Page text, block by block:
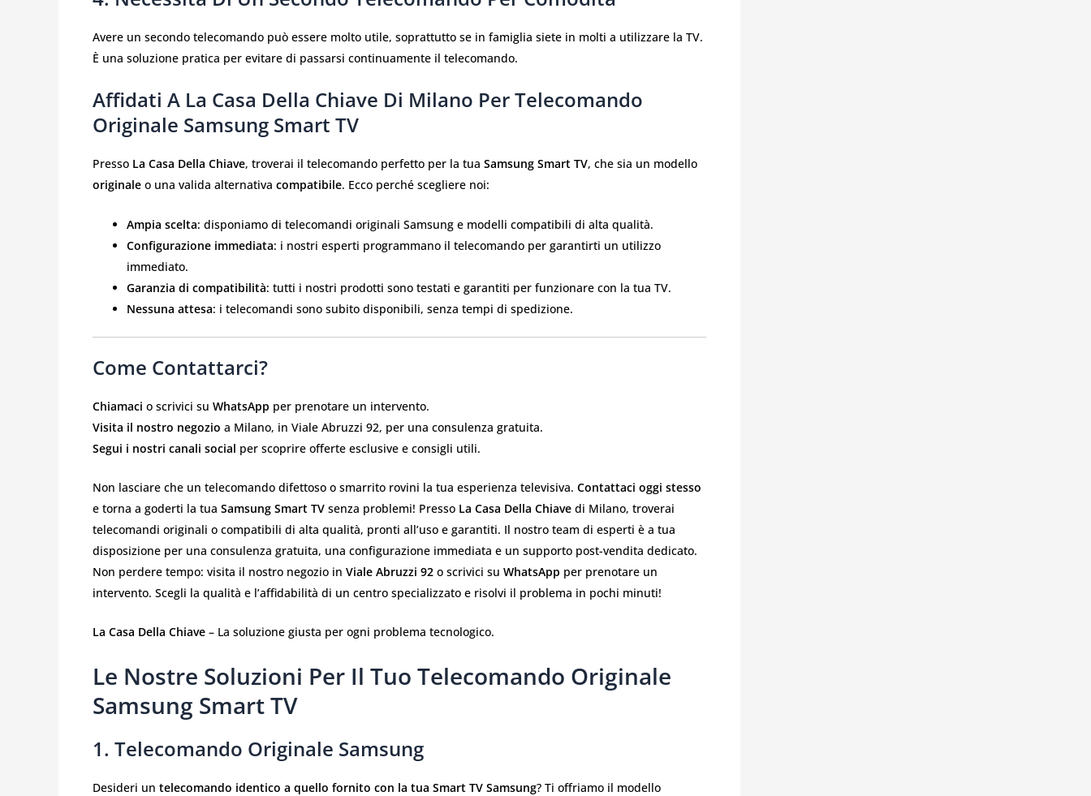
Avere un secondo telecomando può essere molto utile, soprattutto se in famiglia siete in molti a utilizzare la TV.
È una soluzione pratica per evitare di passarsi continuamente il telecomando.
Affidati A La Casa Della Chiave Di Milano Per Telecomando
Originale Samsung Smart TV
Presso La Casa Della Chiave, troverai il telecomando perfetto per la tua Samsung Smart TV, che sia un modello
originale o una valida alternativa compatibile. Ecco perché scegliere noi:
Ampia scelta: disponiamo di telecomandi originali Samsung e modelli compatibili di alta qualità.
Configurazione immediata: i nostri esperti programmano il telecomando per garantirti un utilizzo
immediato.
Garanzia di compatibilità: tutti i nostri prodotti sono testati e garantiti per funzionare con la tua TV.
Nessuna attesa: i telecomandi sono subito disponibili, senza tempi di spedizione.
Come Contattarci?
Chiamaci o scrivici su WhatsApp per prenotare un intervento.
Visita il nostro negozio a Milano, in Viale Abruzzi 92, per una consulenza gratuita.
Segui i nostri canali social per scoprire offerte esclusive e consigli utili.
Non lasciare che un telecomando difettoso o smarrito rovini la tua esperienza televisiva. Contattaci oggi stesso
e torna a goderti la tua Samsung Smart TV senza problemi! Presso La Casa Della Chiave di Milano, troverai
telecomandi originali o compatibili di alta qualità, pronti all’uso e garantiti. Il nostro team di esperti è a tua
disposizione per una consulenza gratuita, una configurazione immediata e un supporto post-vendita dedicato.
Non perdere tempo: visita il nostro negozio in Viale Abruzzi 92 o scrivici su WhatsApp per prenotare un
intervento. Scegli la qualità e l’affidabilità di un centro specializzato e risolvi il problema in pochi minuti! ️
La Casa Della Chiave – La soluzione giusta per ogni problema tecnologico. ️
Le Nostre Soluzioni Per Il Tuo Telecomando Originale
Samsung Smart TV
1. Telecomando Originale Samsung
Desideri un telecomando identico a quello fornito con la tua Smart TV Samsung? Ti offriamo il modello